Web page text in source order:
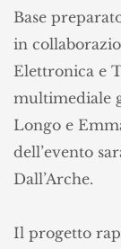
Base
in
Elettronica e
multimediale
Longo e
dell’evento
Dall’Arche.
Il progetto